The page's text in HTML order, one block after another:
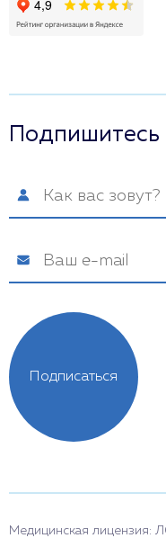
Подпишитесь
Подписаться
Медицинская лицензия: